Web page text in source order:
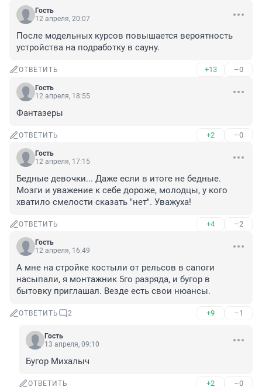
Гость
12 апреля, 20:07
После модельных курсов повышается вероятность
устройства на подработку в сауну.
ОТВЕТИТЬ +13 –0
Гость
12 апреля, 18:55
Фантазеры
ОТВЕТИТЬ +2 –0
Гость
12 апреля, 17:15
Бедные девочки... Даже если в итоге не бедные.
Мозги и уважение к себе дороже, молодцы, у кого
хватило смелости сказать "нет". Уважуха!
ОТВЕТИТЬ +4 –2
Гость
12 апреля, 16:49
А мне на стройке костыли от рельсов в сапоги
насыпали, я монтажник 5го разряда, и бугор в
бытовку приглашал. Везде есть свои нюансы.
ОТВЕТИТЬ 2 +9 –1
Гость
13 апреля, 09:10
Бугор Михалыч
ОТВЕТИТЬ +2 –0